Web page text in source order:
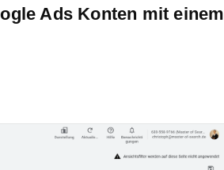
Ads Konten mit einem